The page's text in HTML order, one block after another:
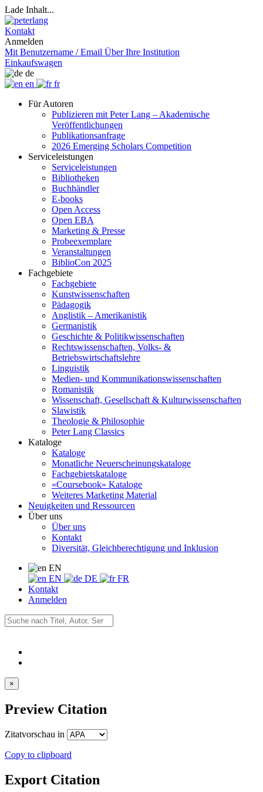
Lade Inhalt...
Kontakt
Anmelden
Mit Benutzername / Email Über Ihre Institution
Einkaufswagen
de
en
fr
Für Autoren
Publizieren mit Peter Lang – Akademische
Veröffentlichungen
Publikationsanfrage
2026 Emerging Scholars Competition
Serviceleistungen
Serviceleistungen
Bibliotheken
Buchhändler
E-books
Open Access
Open EBA
Marketing & Presse
Probeexemplare
Veranstaltungen
BiblioCon 2025
Fachgebiete
Fachgebiete
Kunstwissenschaften
Pädagogik
Anglistik – Amerikanistik
Germanistik
Geschichte & Politikwissenschaften
Rechtswissenschaften, Volks- &
Betriebswirtschaftslehre
Linguistik
Medien- und Kommunikationswissenschaften
Romanistik
Wissenschaft, Gesellschaft & Kulturwissenschaften
Slawistik
Theologie & Philosophie
Peter Lang Classics
Kataloge
Kataloge
Monatliche Neuerscheinungskataloge
Fachgebietskataloge
«Coursebook» Kataloge
Weiteres Marketing Material
Neuigkeiten und Ressourcen
Über uns
Über uns
Kontakt
Diversität, Gleichberechtigung und Inklusion
EN
EN
DE
FR
Kontakt
Anmelden
×
Preview Citation
Zitatvorschau in
Copy to clipboard
Export Citation